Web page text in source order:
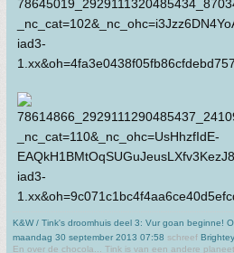
K&W / Tink's droomhuis deel 3: Vur goan beginne!
maandag 30 september 2013 07:58 schreef
En over de chocola... Tink is van een andere